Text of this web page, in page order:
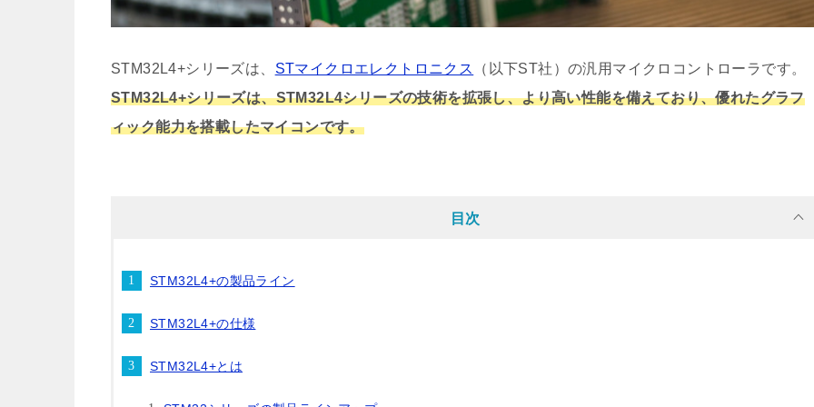
STM32L4+シリーズは、 STマイクロエレクトロニクス
（以下ST社）の汎用マイクロコントローラです。
STM32L4+シリーズは、STM32L4シリーズの技術を拡張し、より高い性能を備えており、優れたグラフ
ィック能力を搭載したマイコンです。
目次
STM32L4+の製品ライン
STM32L4+の仕様
STM32L4+とは